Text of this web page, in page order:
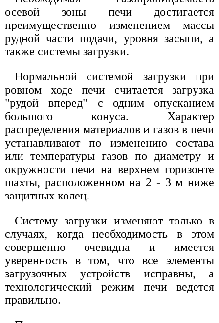
осевой зоны печи достигается
преимущественно изменением массы
рудной части подачи, уровня засыпи, а
также системы загрузки.
Нормальной системой загрузки при
ровном ходе печи считается загрузка
"рудой вперед" с одним опусканием
большого конуса. Характер
распределения материалов и газов в печи
устанавливают по изменению состава
или температуры газов по диаметру и
окружности печи на верхнем горизонте
шахты, расположенном на 2 - 3 м ниже
защитных колец.
Систему загрузки изменяют только в
случаях, когда необходимость в этом
совершенно очевидна и имеется
уверенность в том, что все элементы
загрузочных устройств исправны, а
технологический режим печи ведется
правильно.